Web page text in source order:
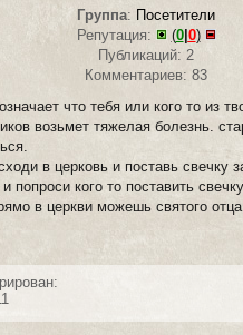
Группа: Посетители
Репутация:
(0| 0)
Публикаций: 2
Комментариев: 83
что тебя или кого то из
возьмет тяжелая болезнь.
в церковь и поставь свечку
попроси кого то поставить
в церкви можешь святого